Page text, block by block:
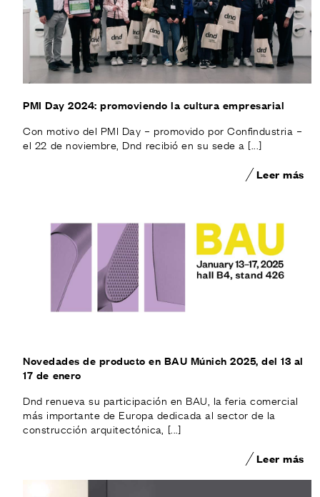
PMI Day 2024: promoviendo la cultura empresarial
Con motivo del PMI Day – promovido por Confindustria –
el 22 de noviembre, Dnd recibió en su sede a [...]
Leer más
Novedades de producto en BAU Múnich 2025, del 13 al
17 de enero
Dnd renueva su participación en BAU, la feria comercial
más importante de Europa dedicada al sector de la
construcción arquitectónica, [...]
Leer más